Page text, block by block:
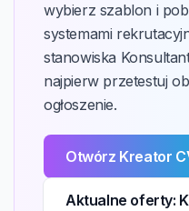
wybierz szablon i
systemami
stanowiska
najpierw przetestuj
ogłoszenie.
Otwórz Kreator
Aktualne oferty: